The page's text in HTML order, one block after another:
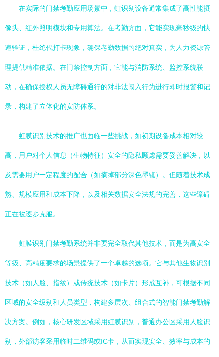
在实际的门禁考勤应用场景中，虹识别设备通常集成了高性能摄
像头、红外照明模块和专用算法。在考勤方面，它能实现毫秒级的快
速验证，杜绝代打卡现象，确保考勤数据的绝对真实，为人力资源管
理提供精准依据。在门禁控制方面，它能与消防系统、监控系统联
动，在确保授权人员无障碍通行的对非法闯入行为进行即时报警和记
录，构建了立体化的安防体系。
虹膜识别技术的推广也面临一些挑战，如初期设备成本相对较
高，用户对个人信息（生物特征）安全的隐私顾虑需要妥善解决，以
及需要用户一定程度的配合（如摘掉部分深色墨镜）。但随着技术成
熟、规模应用和成本下降，以及相关数据安全法规的完善，这些障碍
正在被逐步克服。
虹膜识别门禁考勤系统并非要完全取代其他技术，而是为高安全
等级、高精度要求的场景提供了一个卓越的选项。它与其他生物识别
技术（如人脸、指纹）或传统技术（如卡片）形成互补，可根据不同
区域的安全级别和人员类型，构建多层次、组合式的智能门禁考勤解
决方案。例如，核心研发区域采用虹膜识别，普通办公区采用人脸识
别，外部访客采用临时二维码或IC卡，从而实现安全、效率与成本的